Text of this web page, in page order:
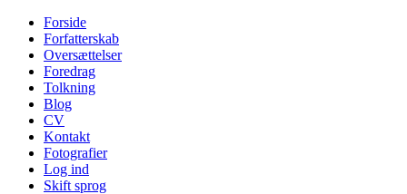
Forside
Forfatterskab
Oversættelser
Foredrag
Tolkning
Blog
CV
Kontakt
Fotografier
Log ind
Skift sprog